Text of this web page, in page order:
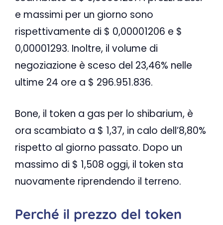
e massimi per un giorno sono
rispettivamente di $ 0,00001206 e $
0,00001293. Inoltre, il volume di
negoziazione è sceso del 23,46% nelle
ultime 24 ore a $ 296.951.836.
Bone, il token a gas per lo shibarium, è
ora scambiato a $ 1,37, in calo dell’8,80%
rispetto al giorno passato. Dopo un
massimo di $ 1,508 oggi, il token sta
nuovamente riprendendo il terreno.
Perché il prezzo del token